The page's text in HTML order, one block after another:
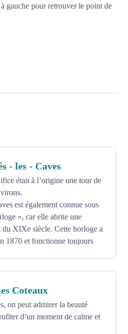
gauche pour retrouver le point de
- les - Caves
était à l’origine une tour de
est également connue sous
», car elle abrite une
du XIXe siècle. Cette horloge a
1870 et fonctionne toujours
Coteaux
on peut admirer la beauté
d’un moment de calme et